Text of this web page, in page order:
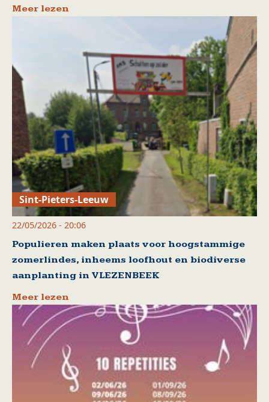
Meer lezen
Sint-Pieters-Leeuw
22/05/2026 - 20:06
Populieren maken plaats voor hoogstammige
zomerlindes, inheems loofhout en biodiverse
aanplanting in VLEZENBEEK
Meer lezen